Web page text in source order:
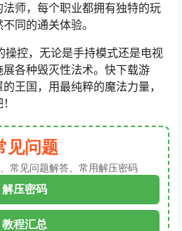
师，每个职业都拥有独特的玩
同的通关体验。
控，无论是手持模式还是电视
各种毁灭性法术。快下载游
王国，用最纯粹的魔法力量，
见问题
常见问题解答、常用解压密码
解压密码
教程汇总